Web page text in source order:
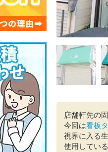
店舗軒先の
今回は看板
視界に入る
使用してい